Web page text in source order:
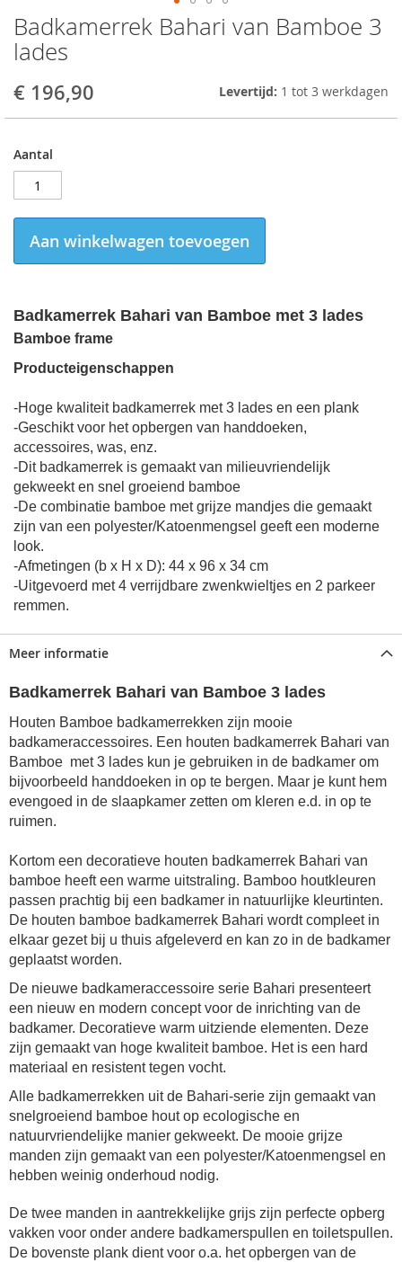
Badkamerrek Bahari van Bamboe 3
lades
€ 196,90 Levertijd: 1 tot 3 werkdagen
Aantal
Aan winkelwagen toevoegen
Badkamerrek Bahari van Bamboe met 3 lades
Bamboe frame
Producteigenschappen
-Hoge kwaliteit badkamerrek met 3 lades en een plank
-Geschikt voor het opbergen van handdoeken,
accessoires, was, enz.
-Dit badkamerrek is gemaakt van milieuvriendelijk
gekweekt en snel groeiend bamboe
-De combinatie bamboe met grijze mandjes die gemaakt
zijn van een polyester/Katoenmengsel geeft een moderne
look.
-Afmetingen (b x H x D): 44 x 96 x 34 cm
-Uitgevoerd met 4 verrijdbare zwenkwieltjes en 2 parkeer
remmen.
Skip
to
the
of
gallery
Meer informatie
Badkamerrek Bahari van Bamboe 3 lades
Houten Bamboe badkamerrekken zijn mooie
badkameraccessoires. Een houten badkamerrek Bahari van
Bamboe met 3 lades kun je gebruiken in de badkamer om
bijvoorbeeld handdoeken in op te bergen. Maar je kunt hem
evengoed in de slaapkamer zetten om kleren e.d. in op te
ruimen.
Kortom een decoratieve houten badkamerrek Bahari van
bamboe heeft een warme uitstraling. Bamboo houtkleuren
passen prachtig bij een badkamer in natuurlijke kleurtinten.
De houten bamboe badkamerrek Bahari wordt compleet in
elkaar gezet bij u thuis afgeleverd en kan zo in de badkamer
geplaatst worden.
De nieuwe badkameraccessoire serie Bahari presenteert
een nieuw en modern concept voor de inrichting van de
badkamer. Decoratieve warm uitziende elementen. Deze
zijn gemaakt van hoge kwaliteit bamboe. Het is een hard
materiaal en resistent tegen vocht.
Alle badkamerrekken uit de Bahari-serie zijn gemaakt van
snelgroeiend bamboe hout op ecologische en
natuurvriendelijke manier gekweekt. De mooie grijze
manden zijn gemaakt van een polyester/Katoenmengsel en
hebben weinig onderhoud nodig.
De twee manden in aantrekkelijke grijs zijn perfecte opberg
vakken voor onder andere badkamerspullen en toiletspullen.
De bovenste plank dient voor o.a. het opbergen van de